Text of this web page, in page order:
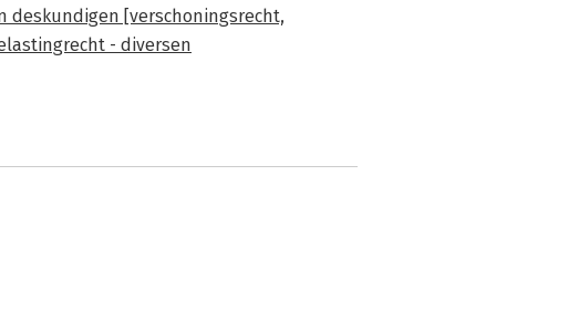
deskundigen [verschoningsrecht,
- diversen